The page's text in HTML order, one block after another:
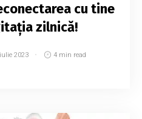
cu tine
zilnică!
2023 4 min read